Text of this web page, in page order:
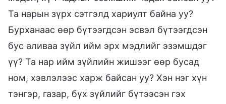
Та нарын зүрх сэтгэлд хариулт байна уу?
Бурханаас өөр бүтээгдсэн эсвэл бүтээгдсэн
бус аливаа зүйл ийм эрх мэдлийг эзэмшдэг
үү? Та нар ийм зүйлийн жишээг өөр бусад
ном, хэвлэлээс харж байсан уу? Хэн нэг хүн
тэнгэр, газар, бүх зүйлийг бүтээсэн гэх